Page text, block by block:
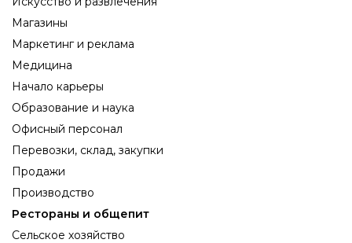
Магазины
Маркетинг и реклама
Медицина
Начало карьеры
Образование и наука
Офисный персонал
Перевозки, склад, закупки
Продажи
Производство
Рестораны и общепит
Сельское хозяйство